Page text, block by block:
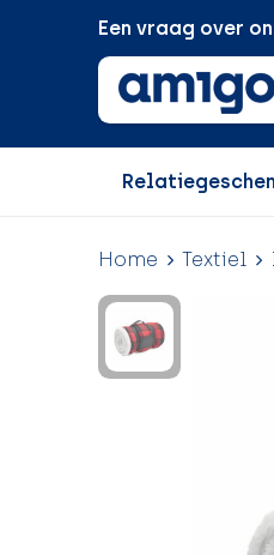
Een vraag over
Home Textiel